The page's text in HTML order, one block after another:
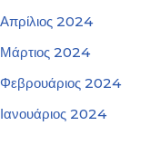
Απρίλιος 2024
Μάρτιος 2024
Φεβρουάριος 2024
Ιανουάριος 2024